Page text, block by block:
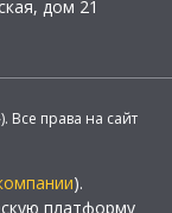
дом 21
Все права на сайт
).
платформу